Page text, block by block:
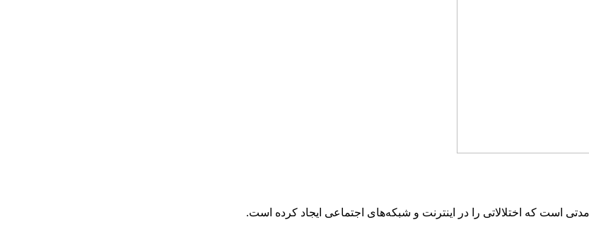
است که اختلالاتی را در اینترنت و شبکه‌های اجتماعی ایجاد کرده است.